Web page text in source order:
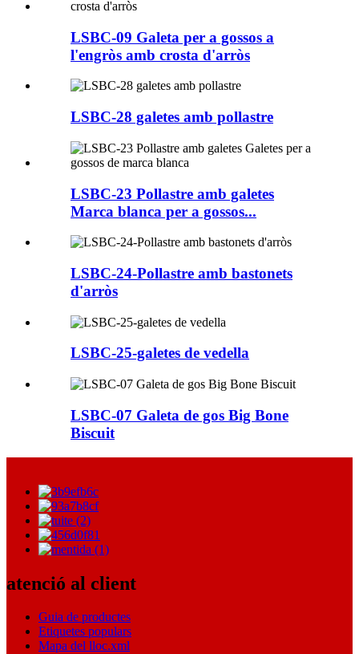
LSBC-09 Galeta per a gossos a
l'engròs amb crosta d'arròs
LSBC-28 galetes amb pollastre
LSBC-23 Pollastre amb galetes
Marca blanca per a gossos...
LSBC-24-Pollastre amb bastonets
d'arròs
LSBC-25-galetes de vedella
LSBC-07 Galeta de gos Big Bone
Biscuit
atenció al client
Guia de productes
Etiquetes populars
Mapa del lloc.xml